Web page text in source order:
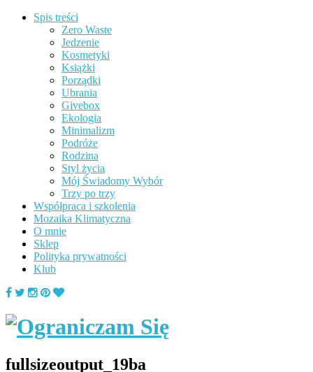
Spis treści
Zero Waste
Jedzenie
Kosmetyki
Książki
Porządki
Ubrania
Givebox
Ekologia
Minimalizm
Podróże
Rodzina
Styl życia
Mój Świadomy Wybór
Trzy po trzy
Współpraca i szkolenia
Mozaika Klimatyczna
O mnie
Sklep
Polityka prywatności
Klub
fullsizeoutput_19ba